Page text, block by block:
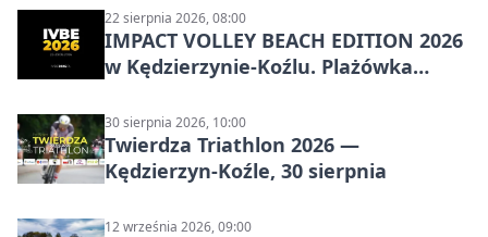
22 sierpnia 2026, 08:00
IMPACT VOLLEY BEACH EDITION 2026
w Kędzierzynie-Koźlu. Plażówka
30 sierpnia 2026, 10:00
Twierdza Triathlon 2026 —
Kędzierzyn-Koźle, 30 sierpnia
12 września 2026, 09:00